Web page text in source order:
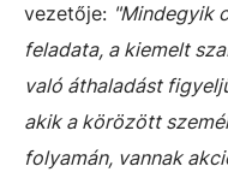
vezetője: "Mindegyik
feladata, a kiemelt
való áthaladást
akik a körözött
folyamán, vannak